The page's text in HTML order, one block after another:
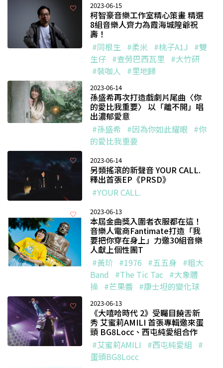
2023-06-15
柯智豪音樂工作室精心策畫 精選
8組音樂人齊力為霞海城隍爺祝
壽！
#同根生 #柔米 #桃子A1J
#雙
生仔 #查勞巴西瓦里 #大竹研
#裝咖人
#里地歸
2023-06-14
孫盛希再次打造戲劇片尾曲〈你
的愛比我重要〉 以「離不開」唱
出濃郁愛意
#孫盛希 #因為你如此耀眼 #你
的愛比我重要
2023-06-14
另類搖滾的新聲音 YOUR CALL.
釋出首張EP《PRSD》
#YOUR CALL.
2023-06-13
本屆金曲獎入圍者衣服都在這！
音樂人電商Fantimate打造「我
要把你穿在身上」力邀30組音樂
人獻上個性團T
#黃玠 #1976 #五五身 #粗大
Band
#The Tic Tac #大象體
操 #芒果醬 #康士坦的變化球
2023-06-13
《大嘻哈時代 2》受矚目饒舌新
秀 艾蜜莉AMILI 首張專輯邀來蛋
頭 BG8Locc、西屯純愛組合作
#艾蜜莉AMILI
#西屯純愛組 #
蛋頭BG8Locc